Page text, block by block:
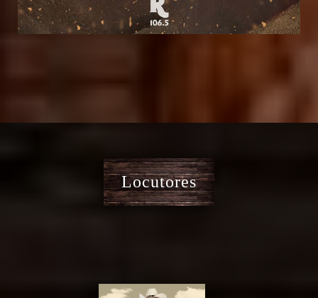
Locutores